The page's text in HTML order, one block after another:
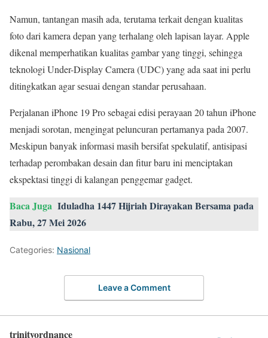
Namun, tantangan masih ada, terutama terkait dengan kualitas
foto dari kamera depan yang terhalang oleh lapisan layar. Apple
dikenal memperhatikan kualitas gambar yang tinggi, sehingga
teknologi Under-Display Camera (UDC) yang ada saat ini perlu
ditingkatkan agar sesuai dengan standar perusahaan.
Perjalanan iPhone 19 Pro sebagai edisi perayaan 20 tahun iPhone
menjadi sorotan, mengingat peluncuran pertamanya pada 2007.
Meskipun banyak informasi masih bersifat spekulatif, antisipasi
terhadap perombakan desain dan fitur baru ini menciptakan
ekspektasi tinggi di kalangan penggemar gadget.
Baca Juga Iduladha 1447 Hijriah Dirayakan Bersama pada
Rabu, 27 Mei 2026
Categories: Nasional
Leave a Comment
trinityordnance